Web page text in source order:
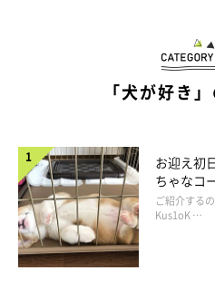
「犬が好き
お迎え初
ちゃなコ
コ“コー
長！
ご紹介する
Kus1oK …